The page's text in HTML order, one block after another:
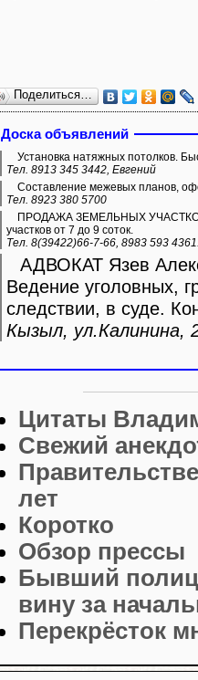
Поделиться…
Доска объявлений
Установка натяжных потолков.
Тел. 8913 345 3442, Евгений
Составление межевых планов,
Тел. 8923 380 5700
ПРОДАЖА ЗЕМЕЛЬНЫХ УЧАСТКОВ
участков от 7 до 9 соток.
Тел. 8(39422)66-7-66, 8983 593
АДВОКАТ Язев
Ведение уголовных,
следствии, в суде.
Кызыл, ул.Калинина,
Цитаты
Свежий
лет
Коротко
Обзор прессы
Бывший
вину за
Перекрёсток